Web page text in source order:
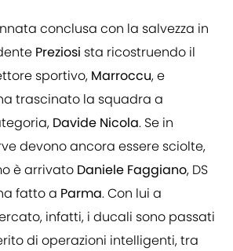
conclusa con la salvezza in
Preziosi sta ricostruendo il
sportivo, Marroccu, e
trascinato la squadra a
Davide Nicola. Se in
devono ancora essere sciolte,
è arrivato Daniele Faggiano, DS
fatto a Parma. Con lui a
infatti, i ducali sono passati
di operazioni intelligenti, tra